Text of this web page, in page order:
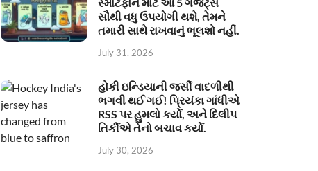
સ્માર્ટફોન માટે આ 5 ગેજેટ્સ
સૌથી વધુ ઉપયોગી થશે, તેમને
તમારી સાથે રાખવાનું ભૂલશો નહીં.
July 31, 2026
હોકી ઇન્ડિયાની જર્સી વાદળીથી
ભગવી થઈ ગઈ! પ્રિયંકા ગાંધીએ
RSS પર હુમલો કર્યો, અને દિલીપ
તિર્કીએ તેનો બચાવ કર્યો.
July 30, 2026